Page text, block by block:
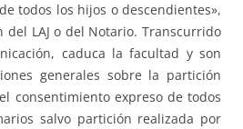
todos los hijos o descendientes»,
LAJ o del Notario. Transcurrido
caduca la facultad y son
generales sobre la partición
consentimiento expreso de todos
salvo partición realizada por